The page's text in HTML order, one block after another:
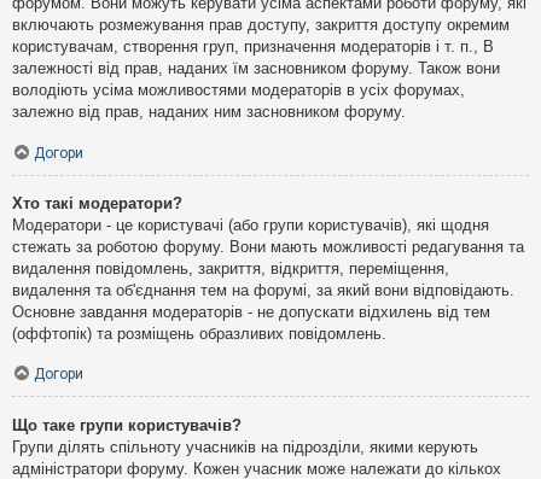
включають розмежування прав доступу, закриття доступу окремим
користувачам, створення груп, призначення модераторів і т. п., В
залежності від прав, наданих їм засновником форуму. Також вони
володіють усіма можливостями модераторів в усіх форумах,
залежно від прав, наданих ним засновником форуму.
Догори
Хто такі модератори?
Модератори - це користувачі (або групи користувачів), які щодня
стежать за роботою форуму. Вони мають можливості редагування та
видалення повідомлень, закриття, відкриття, переміщення,
видалення та об'єднання тем на форумі, за який вони відповідають.
Основне завдання модераторів - не допускати відхилень від тем
(оффтопік) та розміщень образливих повідомлень.
Догори
Що таке групи користувачів?
Групи ділять спільноту учасників на підрозділи, якими керують
адміністратори форуму. Кожен учасник може належати до кількох